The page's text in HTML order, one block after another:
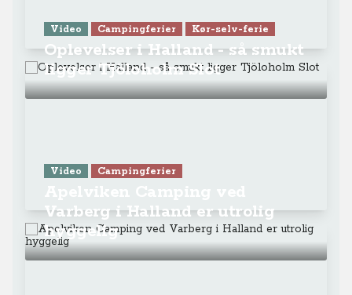
Video Campingferier Kør-selv-ferie
Oplevelser i Halland - så smukt
ligger Tjöloholm Slot
Video Campingferier
Varberg i Halland er utrolig
hyggelig